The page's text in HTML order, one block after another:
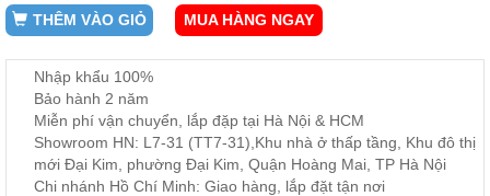
Công,
Vườn
Bàn
THÊM VÀO GIỎ MUA HÀNG NGAY
Nhập khẩu 100%
Bảo hành 2 năm
Miễn phí vận chuyển, lắp đặp tại Hà Nội & HCM
Showroom HN: L7-31 (TT7-31),Khu nhà ở thấp tầng, Khu đô thị
mới Đại Kim, phường Đại Kim, Quận Hoàng Mai, TP Hà Nội
Chi nhánh Hồ Chí Minh: Giao hàng, lắp đặt tận nơi